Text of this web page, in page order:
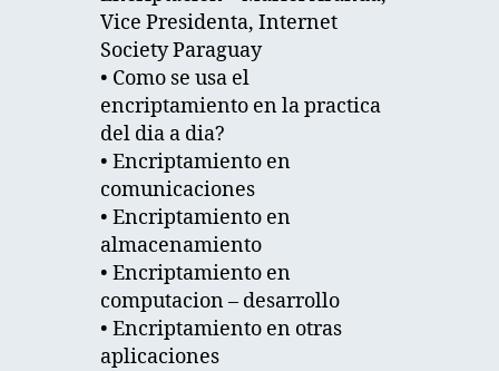
Vice Presidenta, Internet
Society Paraguay
• Como se usa el
encriptamiento en la practica
del dia a dia?
• Encriptamiento en
comunicaciones
• Encriptamiento en
almacenamiento
• Encriptamiento en
computacion – desarrollo
• Encriptamiento en otras
aplicaciones